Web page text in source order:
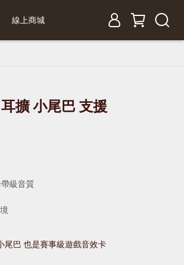
線上商城
擴 小尾巴 支援
級音質
尾巴 也是賽事級遊戲音效卡